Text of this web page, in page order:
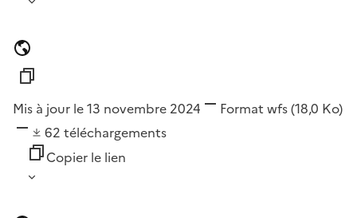
Mis à jour le 13 novembre 2024 Format wfs(18,0 Ko)
62 téléchargements
Copier le lien